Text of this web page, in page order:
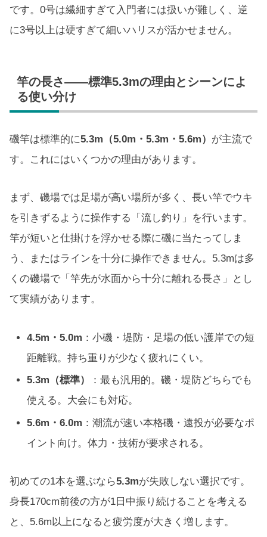
です。0号は繊細すぎて入門者には扱いが難しく、逆
に3号以上は硬すぎて細いハリスが活かせません。
竿の長さ——標準5.3mの理由とシーンによ
る使い分け
磯竿は標準的に5.3m（5.0m・5.3m・5.6m） が主流で
す。これにはいくつかの理由があります。
まず、磯場では足場が高い場所が多く、長い竿でウキ
を引きずるように操作する「流し釣り」を行います。
竿が短いと仕掛けを浮かせる際に磯に当たってしま
う、またはラインを十分に操作できません。5.3mは多
くの磯場で「竿先が水面から十分に離れる長さ」とし
て実績があります。
4.5m・5.0m ：小磯・堤防・足場の低い護岸での短
距離戦。持ち重りが少なく疲れにくい。
5.3m（標準）
：最も汎用的。磯・堤防どちらでも
使える。大会にも対応。
5.6m・6.0m ：潮流が速い本格磯・遠投が必要なポ
イント向け。体力・技術が要求される。
初めての1本を選ぶなら5.3mが失敗しない選択です。
身長170cm前後の方が1日中振り続けることを考える
と、5.6m以上になると疲労度が大きく増します。